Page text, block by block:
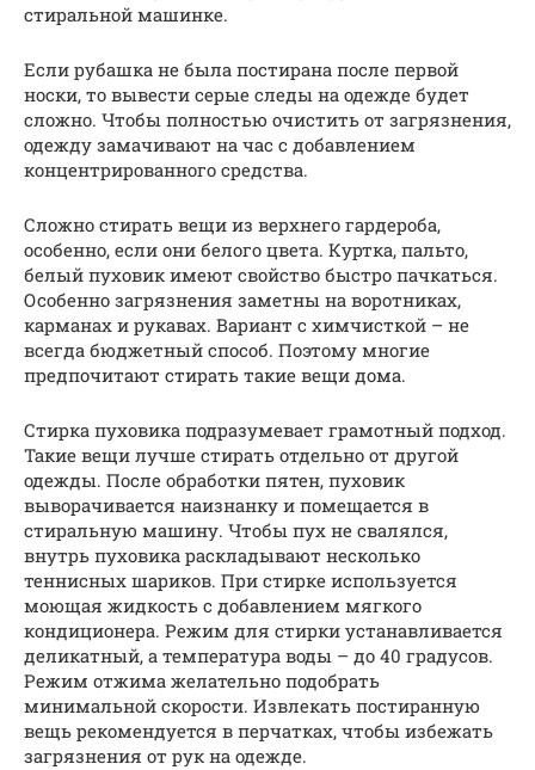
стиральной машинке.
Если рубашка не была постирана после первой
носки, то вывести серые следы на одежде будет
сложно. Чтобы полностью очистить от загрязнения,
одежду замачивают на час с добавлением
концентрированного средства.
Сложно стирать вещи из верхнего гардероба,
особенно, если они белого цвета. Куртка, пальто,
белый пуховик имеют свойство быстро пачкаться.
Особенно загрязнения заметны на воротниках,
карманах и рукавах. Вариант с химчисткой – не
всегда бюджетный способ. Поэтому многие
предпочитают стирать такие вещи дома.
Стирка пуховика подразумевает грамотный подход.
Такие вещи лучше стирать отдельно от другой
одежды. После обработки пятен, пуховик
выворачивается наизнанку и помещается в
стиральную машину. Чтобы пух не свалялся,
внутрь пуховика раскладывают несколько
теннисных шариков. При стирке используется
моющая жидкость с добавлением мягкого
кондиционера. Режим для стирки устанавливается
деликатный, а температура воды – до 40 градусов.
Режим отжима желательно подобрать
минимальной скорости. Извлекать постиранную
вещь рекомендуется в перчатках, чтобы избежать
загрязнения от рук на одежде.